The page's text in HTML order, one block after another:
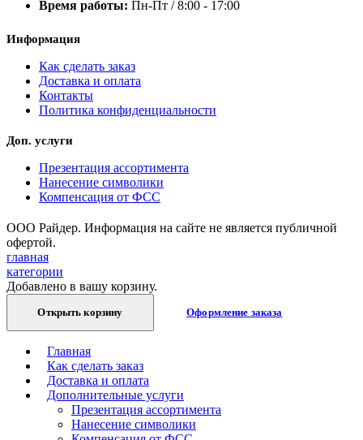
Время работы: Пн-Пт / 8:00 - 17:00
Информация
Как сделать заказ
Доставка и оплата
Контакты
Политика конфиденциальности
Доп. услуги
Презентация ассортимента
Нанесение символики
Компенсация от ФСС
ООО Райдер. Информация на сайте не является публичной
офертой.
главная
категории
Добавлено в вашу корзину.
Открыть корзину Оформление заказа
Главная
Как сделать заказ
Доставка и оплата
Дополнительные услуги
Презентация ассортимента
Нанесение символики